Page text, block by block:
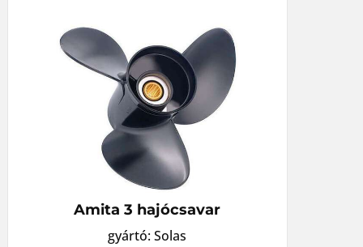
Amita 3 hajócsavar
gyártó: Solas